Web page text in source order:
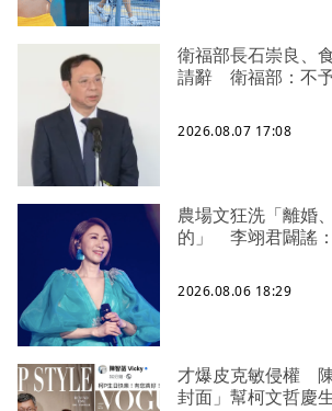
衛福部長石崇良、
請辭 衛福部：不
2026.08.07 17:08
農場文狂洗「離婚
的」 李翊君闢謠
2026.08.06 18:29
才爆皮克敏侵權
封面」幫柯文哲慶